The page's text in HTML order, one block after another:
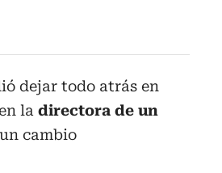
dejar todo atrás en
la directora de un
cambio